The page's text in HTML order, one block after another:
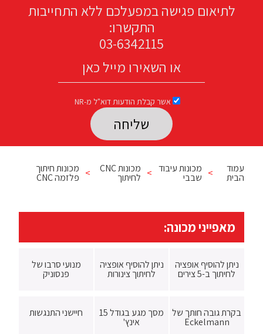
לתיאום פגישה במפעלכם ללא התחייבות
התקשרו:
03-6342115
אשר קבלת הודעות דוא"ל מ-NR
Please leave this field empty.
עמוד
הבית > מכונות עיבוד
שבבי > מכונות CNC
לחיתוך > מכונות חיתוך
פלזמה CNC
מאפייני מכונה:
ניתן להוסיף אופציה
לחיתוך ב-5 צירים
ניתן להוסיף אופציה
לחיתוך צינורות
מנועי סרבו של
פנסוניק
בקרת גובה חותך של
Eckelmann
מסך מגע בגודל 15
אינץ'
חיישני התנגשות